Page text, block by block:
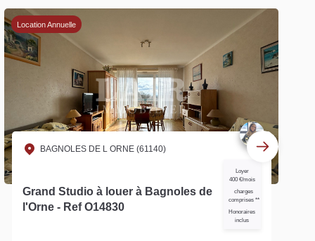
Location Annuelle
BAGNOLES DE L ORNE (61140)
Grand Studio à louer à Bagnoles de
l'Orne - Ref O14830
Loyer
400 €/mois
charges
comprises **
Honoraires
inclus